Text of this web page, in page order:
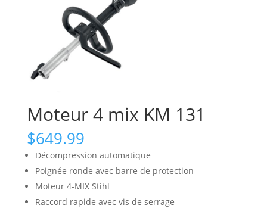
Moteur 4 mix KM 131
$649.99
Décompression automatique
Poignée ronde avec barre de protection
Moteur 4-MIX Stihl
Raccord rapide avec vis de serrage